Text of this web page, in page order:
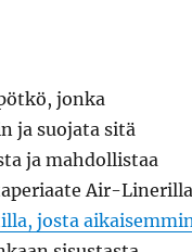
jonka
ja suojata sitä
ja mahdollistaa
Air-Linerilla
josta